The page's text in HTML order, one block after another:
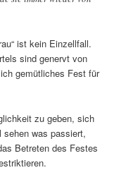
ist kein Einzellfall.
sind genervt von
gemütliches Fest für
zu geben, sich
sehen was passiert,
Betreten des Festes